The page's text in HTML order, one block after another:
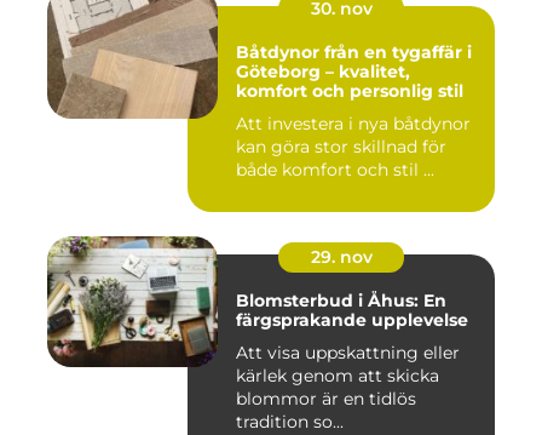
30. nov
Båtdynor från en tygaffär i
Göteborg – kvalitet,
komfort och personlig stil
Att investera i nya båtdynor
kan göra stor skillnad för
både komfort och stil ...
29. nov
Blomsterbud i Åhus: En
färgsprakande upplevelse
Att visa uppskattning eller
kärlek genom att skicka
blommor är en tidlös
tradition so...